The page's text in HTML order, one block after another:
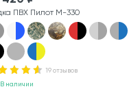
ПВХ Пилот М-330
19 отзывов
В наличии